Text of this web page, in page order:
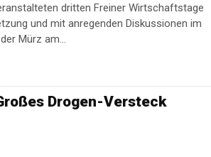
dritten Freiner Wirtschaftstage
und mit anregenden Diskussionen im
Mürz am...
Drogen-Versteck